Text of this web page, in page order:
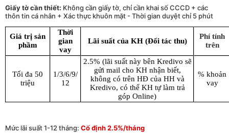
Giấy tờ cần thiết: Không cần giấy tờ, chỉ cần khai số CCCD + các
thôn tin cá nhân + Xác thực khuôn mặt - Thời gian duyệt chỉ 5 phút
Giá trị sản
phầm
Thời
gian
vay
Lãi suất của KH (Đối tác thu)
Phí tính
trên
Tối đa 50
triệu
1/3/6/9/
12
2.5% (lãi suất này bên Kredivo sẽ
gửi mail cho KH nhận biết,
không có trên HĐ của HH và
Kredivo, có thể KH tự làm trả
góp Online)
% khoản
vay
Mức lãi suất 1-12 tháng: Cố định 2.5%/tháng